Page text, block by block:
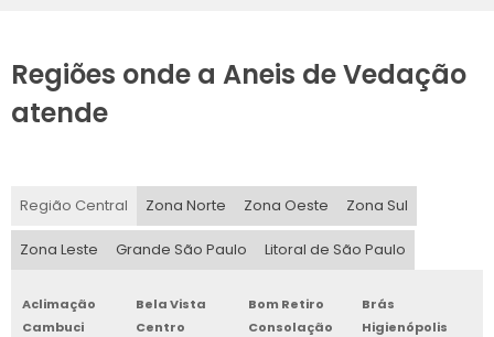
Regiões onde a Aneis de Vedação
atende
Região Central Zona Norte Zona Oeste Zona Sul
Zona Leste Grande São Paulo Litoral de São Paulo
Aclimação Bela Vista Bom Retiro
Brás
Cambuci
Centro Consolação
Higienópolis